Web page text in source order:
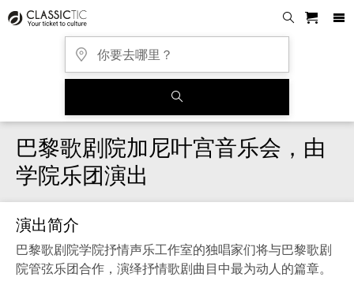
巴黎歌剧院加尼叶宫音乐会，由
学院乐团演出
演出简介
巴黎歌剧院学院抒情声乐工作室的独唱家们将与巴黎歌剧
院管弦乐团合作，演绎抒情歌剧曲目中最为动人的篇章。